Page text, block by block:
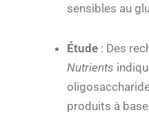
sensibles au
Étude : Des
Nutrients
produits à